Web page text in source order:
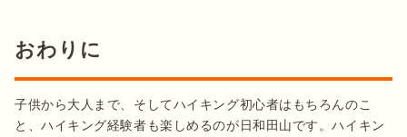
おわりに
子供から大人まで、そしてハイキング初心者はもちろんのこ
と、ハイキング経験者も楽しめるのが日和田山です。ハイキン